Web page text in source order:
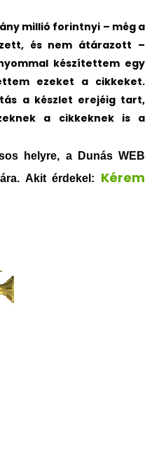
millió forintnyi – még a
és nem átárazott –
készítettem egy
ezeket a cikkeket.
a készlet erejéig tart,
a cikkeknek is a
helyre, a Dunás WEB
Akit érdekel: Kérem